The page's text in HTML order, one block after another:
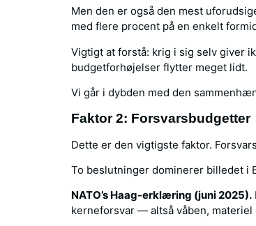
Men den er også den mest
med flere procent på en enkelt
Vigtigt at forstå: krig i sig selv giver
budgetforhøjelser flytter meget lidt.
Vi går i dybden med den
Faktor 2: Forsvarsbudgetter
Dette er den vigtigste faktor.
To beslutninger dominerer billedet i
NATO’s Haag-erklæring (juni 2025).
kerneforsvar — altså våben,